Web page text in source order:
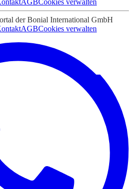
AGBCookies verwalten
der Bonial International GmbH
AGBCookies verwalten